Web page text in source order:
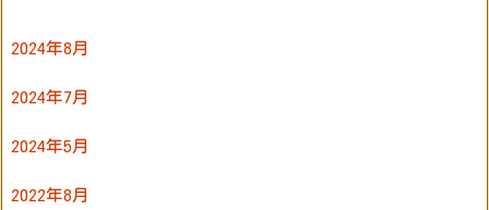
2024年8月
2024年7月
2024年5月
2022年8月